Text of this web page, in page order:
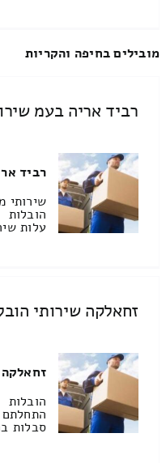
מובילים בחיפה והקריות
רביד אריה בעמ
רביד
שירותי
הובלות
עלות
זחאלקה שירותי
זחאלקה
הובלות
התחלתם
סבלות